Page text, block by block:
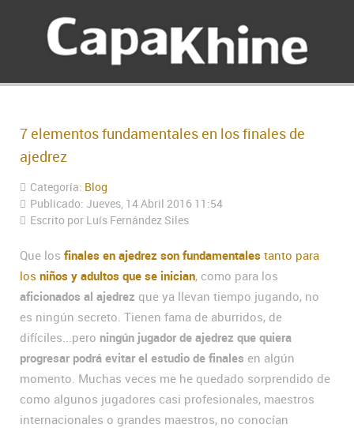
7 elementos fundamentales en los finales de
ajedrez
Categoría: Blog
Publicado: Jueves, 14 Abril 2016 11:54
Escrito por Luís Fernández Siles
Que los finales en ajedrez son fundamentales tanto para
los niños y adultos que se inician, como para los
aficionados al ajedrez que ya llevan tiempo jugando, no
es ningún secreto. Tienen fama de aburridos, de
difíciles...pero ningún jugador de ajedrez que quiera
progresar podrá evitar el estudio de finales en algún
momento. Muchas veces me he quedado sorprendido de
como algunos jugadores casi profesionales, maestros
internacionales o grandes maestros, no conocían